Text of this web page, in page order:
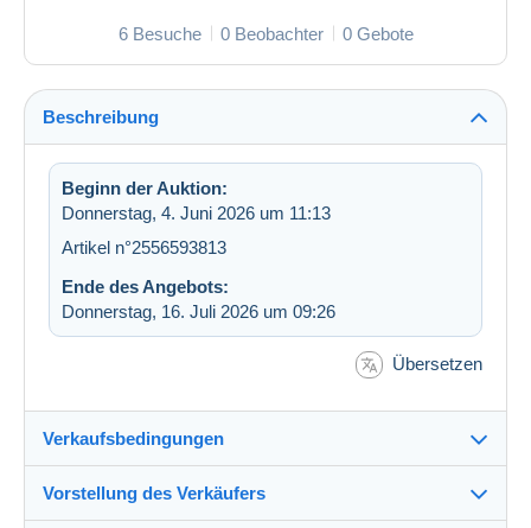
6 Besuche 0 Beobachter 0 Gebote
Beschreibung
Beginn der Auktion:
Donnerstag, 4. Juni 2026 um 11:13
Artikel n°2556593813
Ende des Angebots:
Donnerstag, 16. Juli 2026 um 09:26
Übersetzen
Verkaufsbedingungen
Versand nach:
Vorstellung des Verkäufers